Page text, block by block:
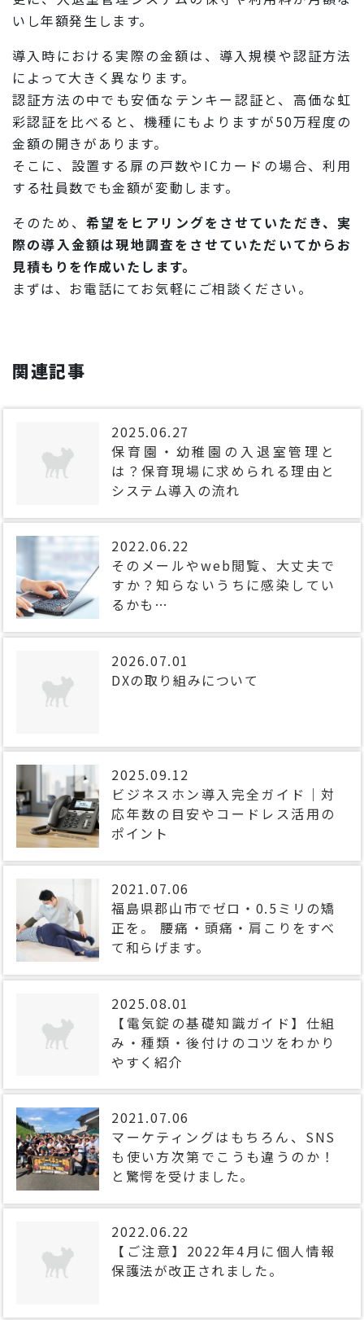
いし年額発生します。
導入時における実際の金額は、導入規模や認証方法
によって大きく異なります。
認証方法の中でも安価なテンキー認証と、高価な虹
彩認証を比べると、機種にもよりますが50万程度の
金額の開きがあります。
そこに、設置する扉の戸数やICカードの場合、利用
する社員数でも金額が変動します。
そのため、希望をヒアリングをさせていただき、実
際の導入金額は現地調査をさせていただいてからお
見積もりを作成いたします。
まずは、お電話にてお気軽にご相談ください。
関連記事
2025.06.27
保育園・幼稚園の入退室管理と
は？保育現場に求められる理由と
システム導入の流れ
2022.06.22
そのメールやweb閲覧、大丈夫で
すか？知らないうちに感染してい
るかも…
2026.07.01
DXの取り組みについて
2025.09.12
ビジネスホン導入完全ガイド｜対
応年数の目安やコードレス活用の
ポイント
2021.07.06
福島県郡山市でゼロ・0.5ミリの矯
正を。 腰痛・頭痛・肩こりをすべ
て和らげます。
2025.08.01
【電気錠の基礎知識ガイド】仕組
み・種類・後付けのコツをわかり
やすく紹介
2021.07.06
マーケティングはもちろん、SNS
も使い方次第でこうも違うのか！
と驚愕を受けました。
2022.06.22
【ご注意】2022年4月に個人情報
保護法が改正されました。